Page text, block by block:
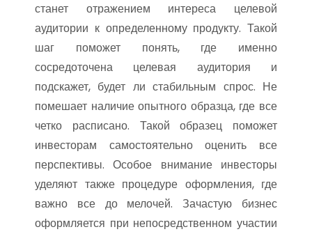
станет отражением интереса целевой
аудитории к определенному продукту. Такой
шаг поможет понять, где именно
сосредоточена целевая аудитория и
подскажет, будет ли стабильным спрос. Не
помешает наличие опытного образца, где все
четко расписано. Такой образец поможет
инвесторам самостоятельно оценить все
перспективы. Особое внимание инвесторы
уделяют также процедуре оформления, где
важно все до мелочей. Зачастую бизнес
оформляется при непосредственном участии